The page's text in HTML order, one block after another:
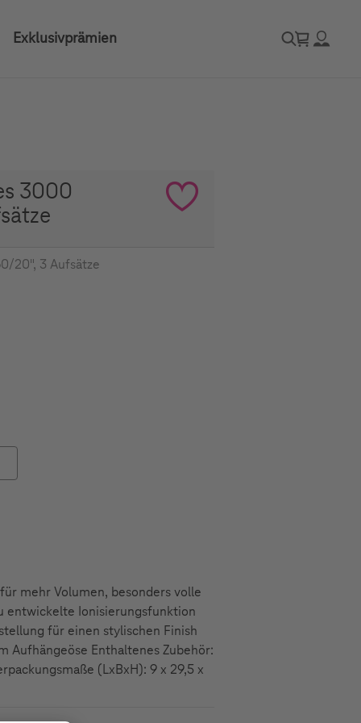
Exklusivprämien
3000
20", 3 Aufsätze
mehr Volumen, besonders volle
entwickelte Ionisierungsfunktion
für einen stylischen Finish
Aufhängeöse Enthaltenes Zubehör:
(LxBxH): 9 x 29,5 x